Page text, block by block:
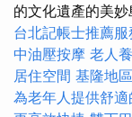
的文化遺產的美妙
台北記帳士推薦服
中油壓按摩 老人
居住空間 基隆地
為老年人提供舒